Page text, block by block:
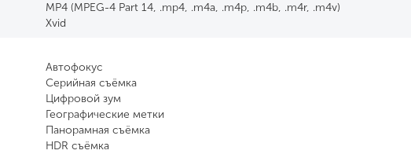
MP4 (MPEG-4 Part 14, .mp4, .m4a, .m4p, .m4b, .m4r, .m4v)
Xvid
Автофокус
Серийная съёмка
Цифровой зум
Географические метки
Панорамная съёмка
HDR съёмка